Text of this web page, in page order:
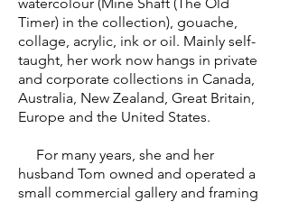
Timer) in the collection), gouache,
collage, acrylic, ink or oil. Mainly self-
taught, her work now hangs in private
and corporate collections in Canada,
Australia, New Zealand, Great Britain,
Europe and the United States.
For many years, she and her
husband Tom owned and operated a
small commercial gallery and framing